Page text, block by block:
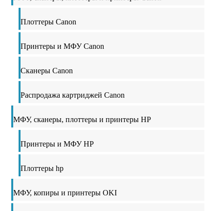
Плоттеры Canon
Принтеры и МФУ Canon
Сканеры Canon
Распродажа картриджей Canon
МФУ, сканеры, плоттеры и принтеры HP
Принтеры и МФУ HP
Плоттеры hp
МФУ, копиры и принтеры OKI